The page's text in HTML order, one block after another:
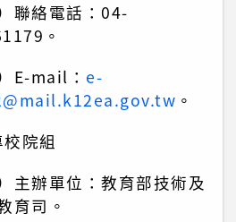
）聯絡電話：04-
。
E-mail： e-
。
院組
）主辦單位：教育部技術及
育司。